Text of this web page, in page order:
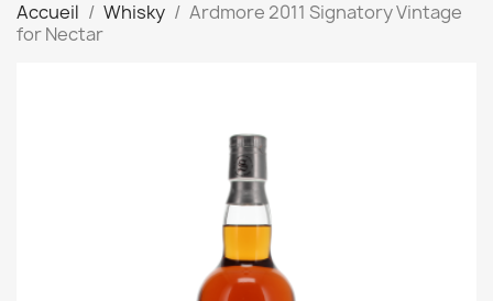
Accueil Whisky
Ardmore 2011 Signatory Vintage
for Nectar